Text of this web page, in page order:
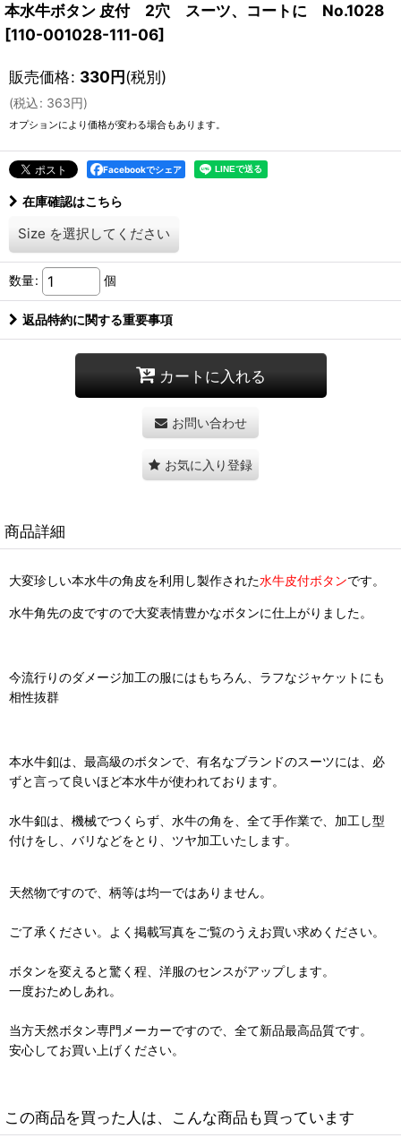
本水牛ボタン 皮付 2穴 スーツ、コートに No.1028
[110-001028-111-06]
販売価格: 330円(税別)
(税込: 363円)
オプションにより価格が変わる場合もあります。
Facebookでシェア
在庫確認はこちら
Size を選択してください
数量: 個
返品特約に関する重要事項
カートに入れる
お問い合わせ
お気に入り登録
商品詳細
大変珍しい本水牛の角皮を利用し製作された水牛皮付ボタンです。
水牛角先の皮ですので大変表情豊かなボタンに仕上がりました。
今流行りのダメージ加工の服にはもちろん、ラフなジャケットにも
相性抜群
本水牛釦は、最高級のボタンで、有名なブランドのスーツには、必
ずと言って良いほど本水牛が使われております。
水牛釦は、機械でつくらず、水牛の角を、全て手作業で、加工し型
付けをし、バリなどをとり、ツヤ加工いたします。
天然物ですので、柄等は均一ではありません。
ご了承ください。よく掲載写真をご覧のうえお買い求めください。
ボタンを変えると驚く程、洋服のセンスがアップします。
一度おためしあれ。
当方天然ボタン専門メーカーですので、全て新品最高品質です。
安心してお買い上げください。
この商品を買った人は、こんな商品も買っています